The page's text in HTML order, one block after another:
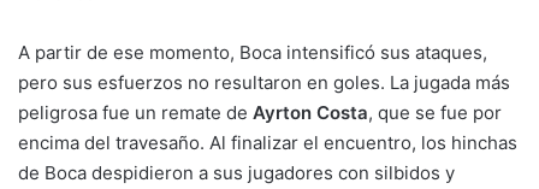
A partir de ese momento, Boca intensificó sus ataques,
pero sus esfuerzos no resultaron en goles. La jugada más
peligrosa fue un remate de Ayrton Costa, que se fue por
encima del travesaño. Al finalizar el encuentro, los hinchas
de Boca despidieron a sus jugadores con silbidos y